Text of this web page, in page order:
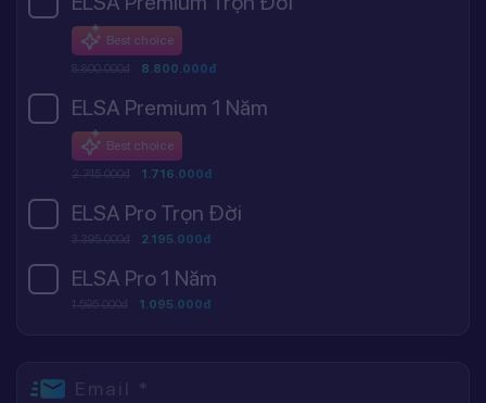
Best choice
8.800.000đ 8.800.000đ
ELSA Premium 1 Năm
Best choice
2.745.000đ 1.716.000đ
ELSA Pro Trọn Đời
3.395.000đ 2.195.000đ
ELSA Pro 1 Năm
1.595.000đ 1.095.000đ
Email *